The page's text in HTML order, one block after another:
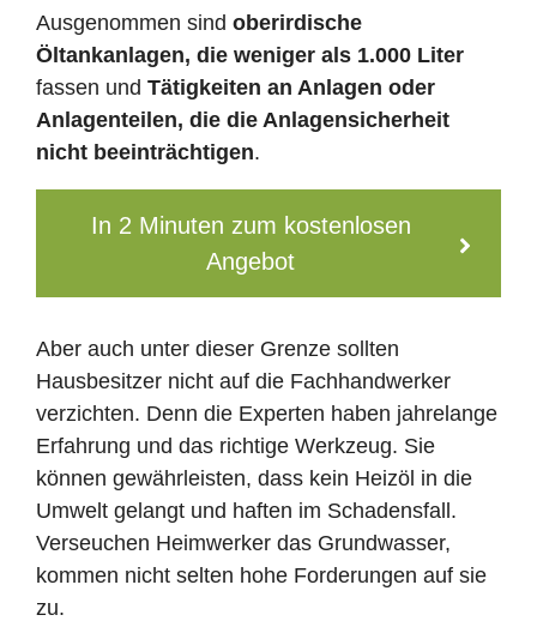
Ausgenommen sind oberirdische
Öltankanlagen, die weniger als 1.000 Liter
fassen und Tätigkeiten an Anlagen oder
Anlagenteilen, die die Anlagensicherheit
nicht beeinträchtigen.
In 2 Minuten zum kostenlosen
Angebot
Aber auch unter dieser Grenze sollten
Hausbesitzer nicht auf die Fachhandwerker
verzichten. Denn die Experten haben jahrelange
Erfahrung und das richtige Werkzeug. Sie
können gewährleisten, dass kein Heizöl in die
Umwelt gelangt und haften im Schadensfall.
Verseuchen Heimwerker das Grundwasser,
kommen nicht selten hohe Forderungen auf sie
zu.